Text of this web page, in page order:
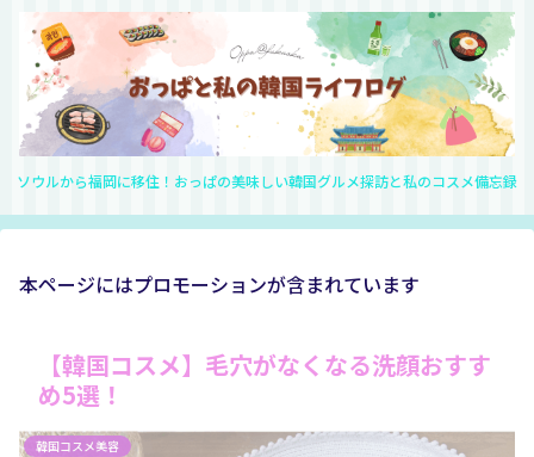
ソウルから福岡に移住！おっぱの美味しい韓国グルメ探訪と私のコスメ備忘録
本ページにはプロモーションが含まれています
【韓国コスメ】毛穴がなくなる洗顔おすす
め5選！
韓国コスメ美容